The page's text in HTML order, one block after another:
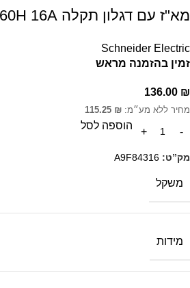
מא"ז עם דגלון תקלה 3P iC60H 16A
Schneider Electric
זמין בהזמנה מראש
136.00 ₪
מחיר ללא מע״מ: 115.25 ₪
הוספה לסל
מק”ט: A9F84316
משקל
מידות